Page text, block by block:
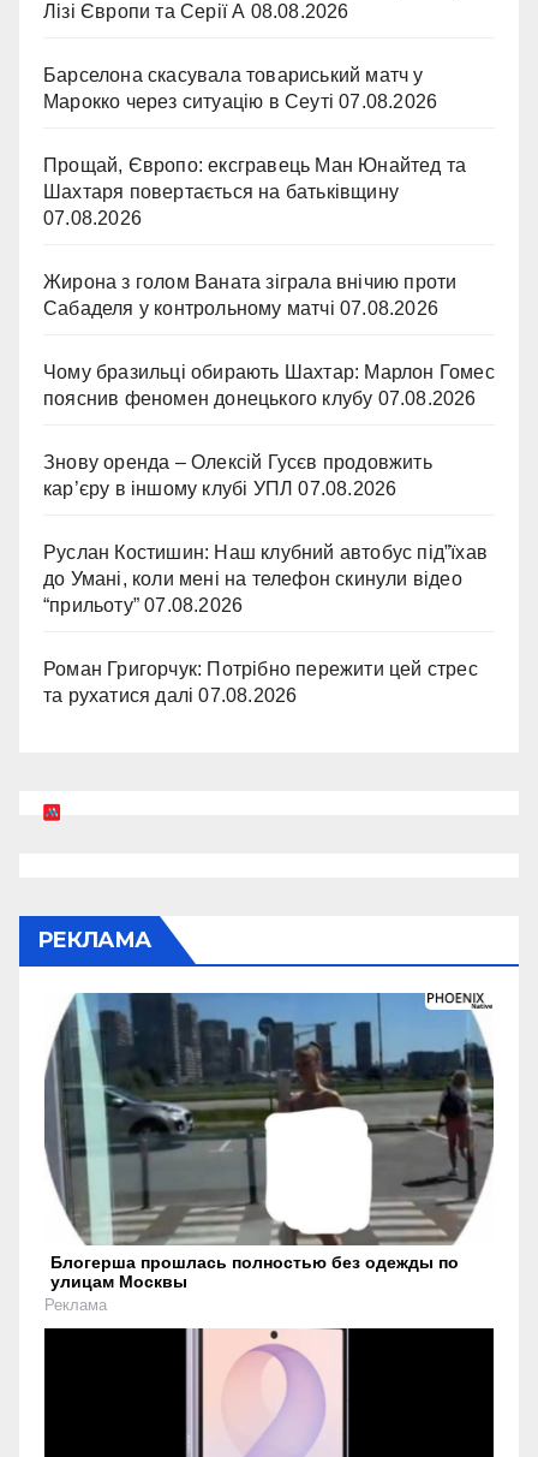
Лізі Європи та Серії А 08.08.2026
Барселона скасувала товариський матч у
Марокко через ситуацію в Сеуті 07.08.2026
Прощай, Європо: ексгравець Ман Юнайтед та
Шахтаря повертається на батьківщину
07.08.2026
Жирона з голом Ваната зіграла внічию проти
Сабаделя у контрольному матчі 07.08.2026
Чому бразильці обирають Шахтар: Марлон Гомес
пояснив феномен донецького клубу 07.08.2026
Знову оренда – Олексій Гусєв продовжить
кар’єру в іншому клубі УПЛ 07.08.2026
Руслан Костишин: Наш клубний автобус під”їхав
до Умані, коли мені на телефон скинули відео
“прильоту” 07.08.2026
Роман Григорчук: Потрібно пережити цей стрес
та рухатися далі 07.08.2026
РЕКЛАМА
Блогерша прошлась полностью без одежды по
улицам Москвы
Реклама